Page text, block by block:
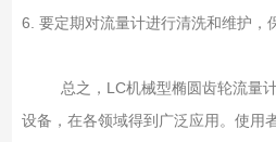
6. 要定期对流量计进行清洗和维护，
总之，LC机械型椭圆齿轮流量计
设备，在各领域得到广泛应用。使用